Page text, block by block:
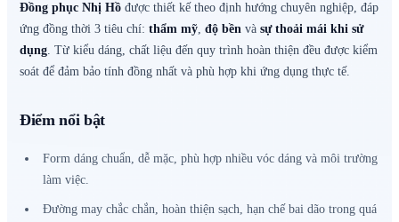
Đồng phục Nhị Hồ được thiết kế theo định hướng chuyên nghiệp, đáp
ứng đồng thời 3 tiêu chí: thẩm mỹ, độ bền và sự thoải mái khi sử
dụng. Từ kiểu dáng, chất liệu đến quy trình hoàn thiện đều được kiểm
soát để đảm bảo tính đồng nhất và phù hợp khi ứng dụng thực tế.
Điểm nổi bật
Form dáng chuẩn, dễ mặc, phù hợp nhiều vóc dáng và môi trường
làm việc.
Đường may chắc chắn, hoàn thiện sạch, hạn chế bai dão trong quá